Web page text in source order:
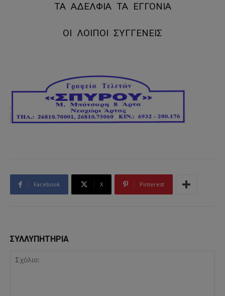
ΤΑ ΑΔΕΛΦΙΑ ΤΑ ΕΓΓΟΝΙΑ
ΟΙ ΛΟΙΠΟΙ ΣΥΓΓΕΝΕΙΣ
Facebook X Pinterest
ΣΥΛΛΥΠΗΤΗΡΙΑ